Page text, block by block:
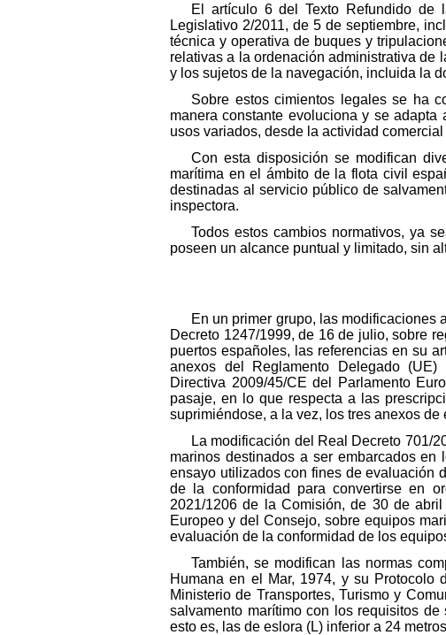
El artículo 6 del Texto Refundido de
Legislativo 2/2011, de 5 de septiembre,
técnica y operativa de buques y
relativas a la ordenación administrativa de
y los sujetos de la navegación, incluida la
Sobre estos cimientos legales se ha
manera constante evoluciona y se
usos variados, desde la actividad
Con esta disposición se modifican
marítima en el ámbito de la flota civil
destinadas al servicio público de
inspectora.
Todos estos cambios normativos, ya
poseen un alcance puntual y limitado, sin
En un primer grupo, las modificaciones
Decreto 1247/1999, de 16 de julio, sobre
puertos españoles, las referencias en su
anexos del Reglamento Delegado
Directiva 2009/45/CE del Parlamento
pasaje, en lo que respecta a las
suprimiéndose, a la vez, los tres anexos de
La modificación del Real Decreto 701/
marinos destinados a ser embarcados
ensayo utilizados con fines de evaluación
de la conformidad para convertirse en
2021/1206 de la Comisión, de 30 de
Europeo y del Consejo, sobre equipos
evaluación de la conformidad de los
También, se modifican las normas
Humana en el Mar, 1974, y su Protocolo
Ministerio de Transportes, Turismo y
salvamento marítimo con los requisitos
esto es, las de eslora (L) inferior a 24